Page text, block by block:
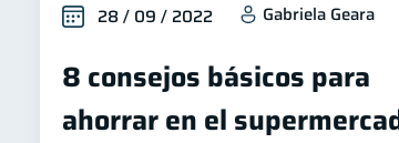
28 / 09 / 2022 Gabriela Geara
8 consejos básicos para
ahorrar en el